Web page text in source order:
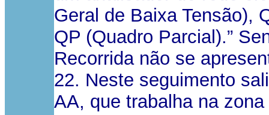
Geral de Baixa Tensão),
QP (Quadro Parcial).”
Recorrida não se
22. Neste seguimento
AA, que trabalha na